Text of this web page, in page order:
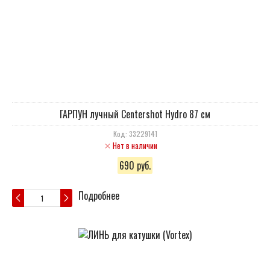
ГАРПУН лучный Centershot Hydro 87 см
Код: 33229141
Нет в наличии
690 руб.
Подробнее